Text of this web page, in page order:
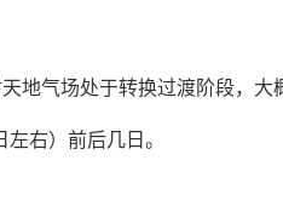
地气场处于转换过渡阶段，大
右）前后几日。